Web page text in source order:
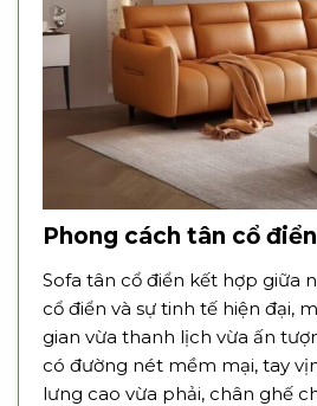
Phong cách tân cổ điển
Sofa tân cổ điển kết hợp giữa
cổ điển và sự tinh tế hiện đại,
gian vừa thanh lịch vừa ấn
có đường nét mềm mại, tay
lưng cao vừa phải, chân ghế